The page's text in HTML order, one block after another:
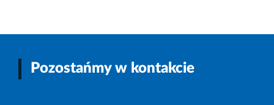
Pozostańmy w kontakcie